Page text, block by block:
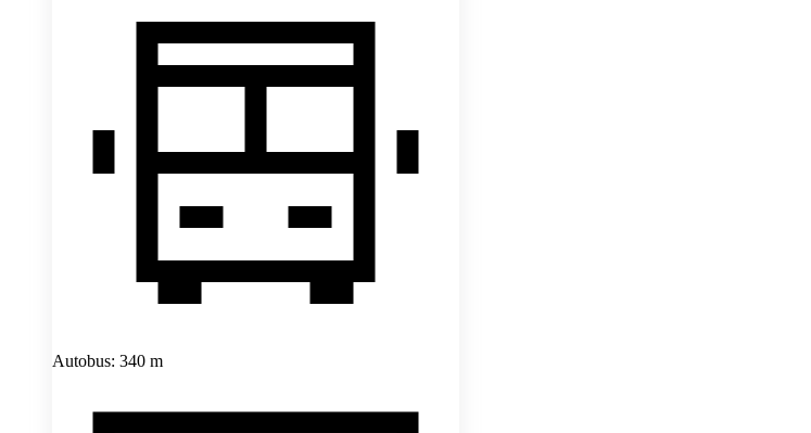
Autobus: 340 m